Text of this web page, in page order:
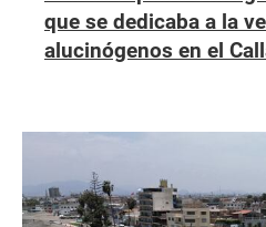
que se dedicaba a la
alucinógenos en el